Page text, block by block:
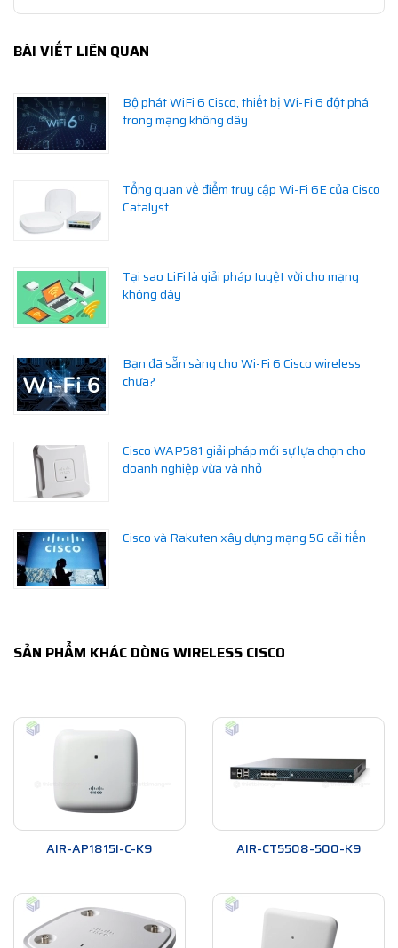
BÀI VIẾT LIÊN QUAN
Bộ phát WiFi 6 Cisco, thiết bị Wi-Fi 6 đột phá
trong mạng không dây
Tổng quan về điểm truy cập Wi-Fi 6E của Cisco
Catalyst
Tại sao LiFi là giải pháp tuyệt vời cho mạng
không dây
Bạn đã sẵn sàng cho Wi-Fi 6 Cisco wireless
chưa?
Cisco WAP581 giải pháp mới sự lựa chọn cho
doanh nghiệp vừa và nhỏ
Cisco và Rakuten xây dựng mạng 5G cải tiến
SẢN PHẨM KHÁC DÒNG WIRELESS CISCO
AIR-AP1815I-C-K9 AIR-CT5508-500-K9